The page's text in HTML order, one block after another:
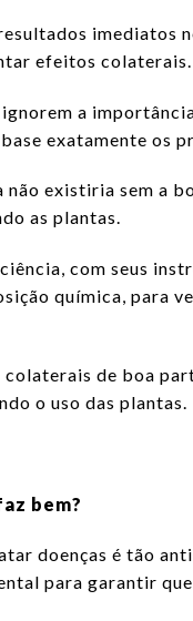
imediatos
efeitos colaterais.
a
exatamente os
existiria sem a
as plantas.
com seus
química, para
de boa
o uso das plantas.
bem?
doenças é tão
para garantir